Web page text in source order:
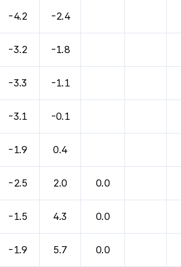
-4.2 -2.4
-3.2 -1.8
-3.3 -1.1
-3.1 -0.1
-1.9 0.4
-2.5 2.0 0.0
-1.5 4.3 0.0
-1.9 5.7 0.0